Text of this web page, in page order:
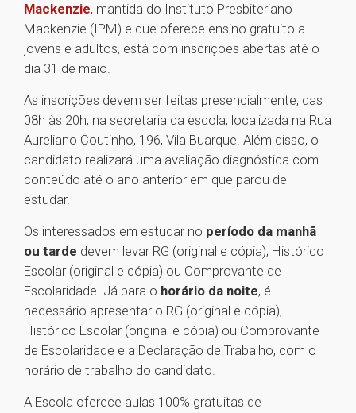
Mackenzie, mantida do Instituto Presbiteriano
Mackenzie (IPM) e que oferece ensino gratuito a
jovens e adultos, está com inscrições abertas até o
dia 31 de maio.
As inscrições devem ser feitas presencialmente, das
08h às 20h, na secretaria da escola, localizada na Rua
Aureliano Coutinho, 196, Vila Buarque. Além disso, o
candidato realizará uma avaliação diagnóstica com
conteúdo até o ano anterior em que parou de
estudar.
Os interessados em estudar no período da manhã
ou tarde devem levar RG (original e cópia); Histórico
Escolar (original e cópia) ou Comprovante de
Escolaridade. Já para o horário da noite, é
necessário apresentar o RG (original e cópia),
Histórico Escolar (original e cópia) ou Comprovante
de Escolaridade e a Declaração de Trabalho, com o
horário de trabalho do candidato.
A Escola oferece aulas 100% gratuitas de